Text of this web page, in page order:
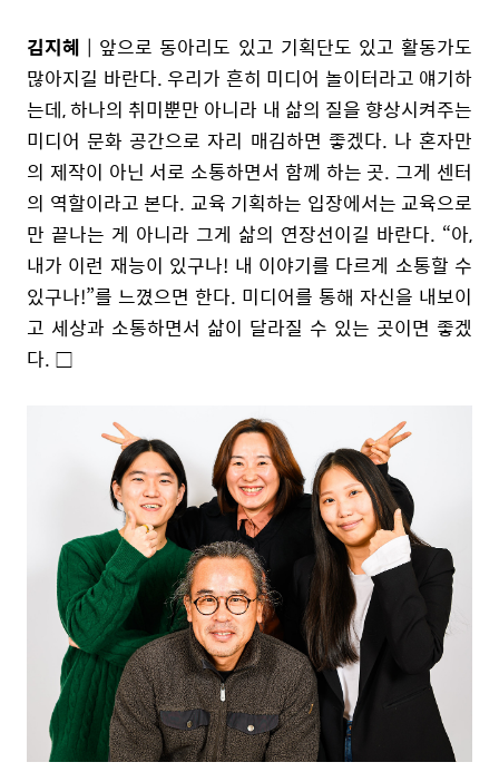
김지혜 | 앞으로 동아리도 있고 기획단도 있고 활동가도
많아지길 바란다. 우리가 흔히 미디어 놀이터라고 얘기하
는데, 하나의 취미뿐만 아니라 내 삶의 질을 향상시켜주는
미디어 문화 공간으로 자리 매김하면 좋겠다. 나 혼자만
의 제작이 아닌 서로 소통하면서 함께 하는 곳. 그게 센터
의 역할이라고 본다. 교육 기획하는 입장에서는 교육으로
만 끝나는 게 아니라 그게 삶의 연장선이길 바란다. “아,
내가 이런 재능이 있구나! 내 이야기를 다르게 소통할 수
있구나!”를 느꼈으면 한다. 미디어를 통해 자신을 내보이
고 세상과 소통하면서 삶이 달라질 수 있는 곳이면 좋겠
다. □